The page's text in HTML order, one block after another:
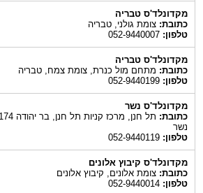
מקדונלד'ס טבריה
כתובת:צומת גולני, טבריה
טלפון:052-9440007
מקדונלד'ס טבריה
כתובת:מתחם מול כנרת, צומת צמח, טבריה
טלפון:052-9440199
מקדונלד'ס נשר
כתובת:
תל חנן, מרכז קניות תל חנן, בר יהודה 174,
נשר
טלפון:052-9440119
מקדונלד'ס קיבוץ אלונים
כתובת:צומת אלונים, קיבוץ אלונים
טלפון:052-9440014